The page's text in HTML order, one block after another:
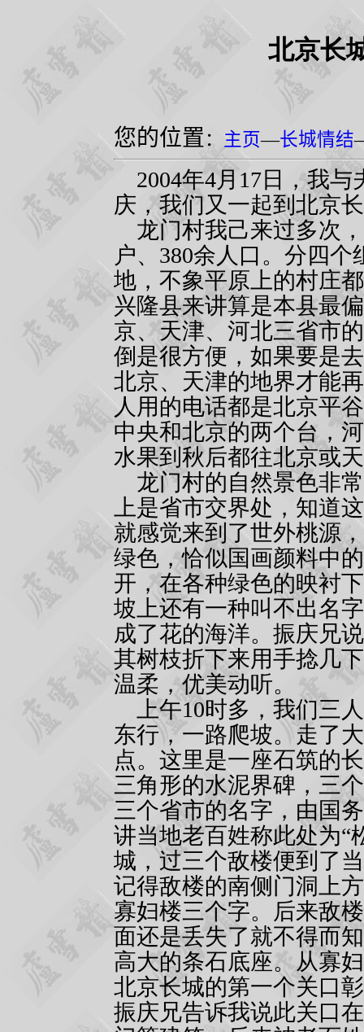
北京长
您的位置 ： 主页—长城情结
2004年4月 17日，我与
庆，我们又一起到北京
龙门村我己来过多次
户、 380余人口。分四个
地，不象平原上的村庄
兴隆县来讲算是本县最
京、天津、河北三省市
倒是很方便，如果要是
北京、天津的地界才能
人用的电话都是北京平
中央和北京的两个台，
水果到秋后都往北京或
龙门村的自然景色非
上是省市交界处，知道
就感觉来到了世外桃源
绿色，恰似国画颜料中
开，在各种绿色的映衬
坡上还有一种叫不出名
成了花的海洋。振庆兄
其树枝折下来用手捻几
温柔，优美动听。
上午10时多，我们三
东行，一路爬坡。走了
点。这里是一座石筑的
三角形的水泥界碑，三
三个省市的名字，由国
讲当地老百姓称此处为“
城，过三个敌楼便到了
记得敌楼的南侧门洞上
寡妇楼三个字。后来敌
面还是丢失了就不得而
高大的条石底座。从寡
北京长城的第一个关口
振庆兄告诉我说此关口